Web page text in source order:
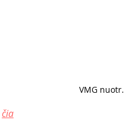
VMG nuotr.
čia